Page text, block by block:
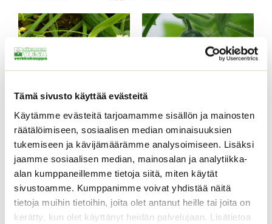
Tämä sivusto käyttää evästeitä
Käytämme evästeitä tarjoamamme sisällön ja mainosten
räätälöimiseen, sosiaalisen median ominaisuuksien
tukemiseen ja kävijämäärämme analysoimiseen. Lisäksi
jaamme sosiaalisen median, mainosalan ja analytiikka-
alan kumppaneillemme tietoja siitä, miten käytät
sivustoamme. Kumppanimme voivat yhdistää näitä
tietoja muihin tietoihin, joita olet antanut heille tai joita on
kerätty, kun olet käyttänyt heidän palvelujaan. Lisätietoa
51,00 €
15,00 €
Avomaankurkku Monolit
Cucumis sativus.
Partenokarppinen lajike.
6,50€ – 109,00€Hintaluokka:
6,50 €
Sisältää
arvonlisäveron
Avomaankurkku Profi
Partenokarppinen lajike.
5,00 € – 86,00 €Hintaluokka:
5,00 €
Sisältää
arvonlisäveron